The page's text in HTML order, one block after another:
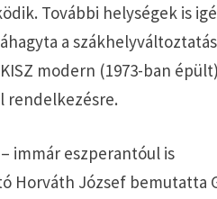
További helységek is
a
modern (1973-ban
rendelkezésre.
immár eszperantóul is
Horváth József bemutatta